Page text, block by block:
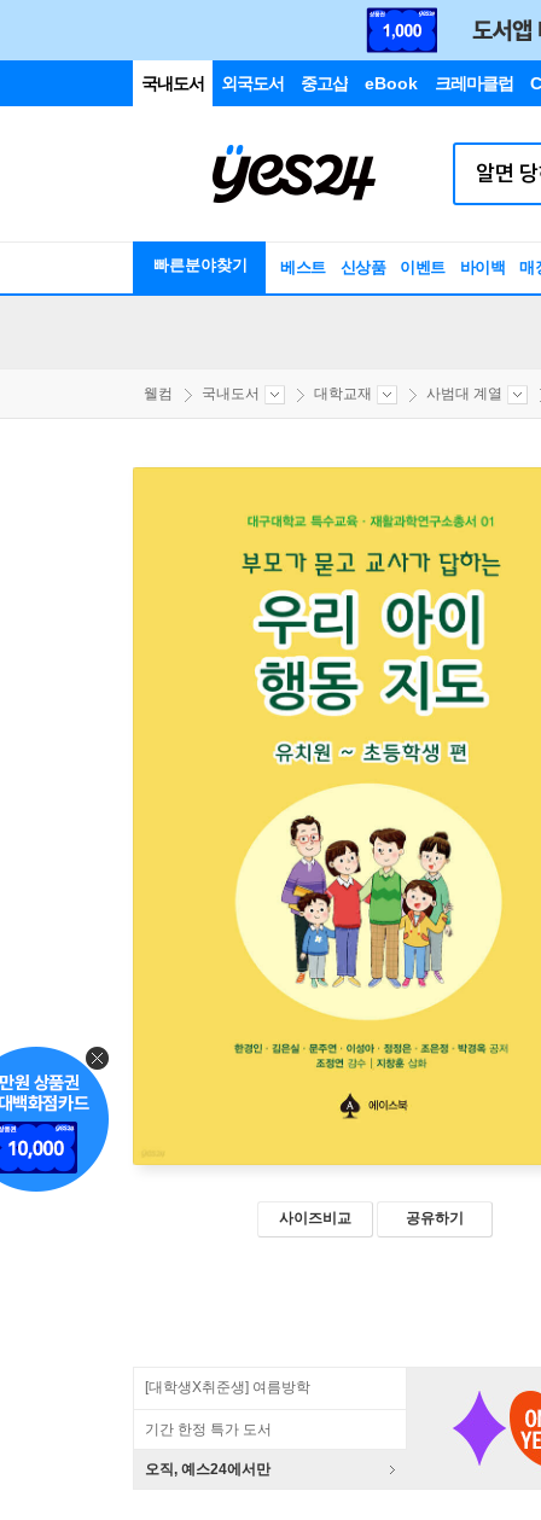
국내도서 외국도서 중고샵 eBook 크레마클럽
빠른분야찾기 베스트 신상품 이벤트 바이백 매
웰컴 국내도서 대학교재 사범대 계열
사이즈비교 공유하기
[대학생X취준생] 여름방학
기간 한정 특가 도서
오직, 예스24에서만